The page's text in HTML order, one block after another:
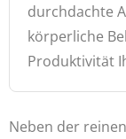
durchdachte
körperliche
Produktivität
Neben der